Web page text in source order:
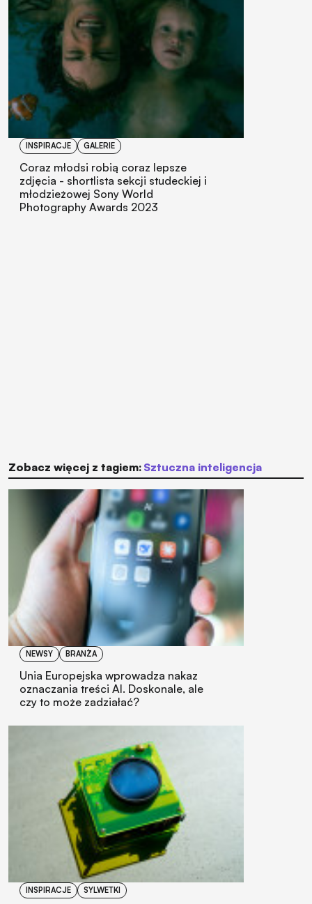
INSPIRACJE GALERIE
Coraz młodsi robią coraz lepsze
zdjęcia - shortlista sekcji studeckiej i
młodzieżowej Sony World
Photography Awards 2023
Zobacz więcej z tagiem: sztuczna inteligencja
NEWSY BRANŻA
Unia Europejska wprowadza nakaz
oznaczania treści AI. Doskonale, ale
czy to może zadziałać?
INSPIRACJE SYLWETKI